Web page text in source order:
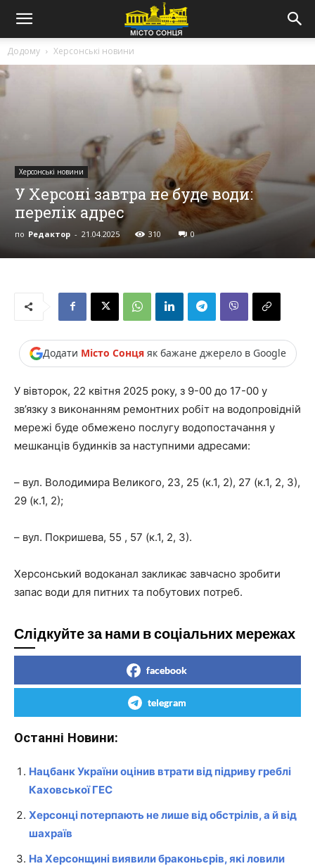
Додому Херсонські новини
Херсонські новини
У Херсоні завтра не буде води:
перелік адрес
по Редактор - 21.04.2025 310 0
Додати Місто Сонцяяк бажане джерело в Google
У вівторок, 22 квітня 2025 року, з 9-00 до 17-00 у
зв’язку з виконанням ремонтних робіт на водопровідній
мережі буде обмежено послугу водопостачання у
мешканців будинків за наступними адресами:
– вул. Володимира Великого, 23, 25 (к.1, 2), 27 (к.1, 2, 3),
29 (к.1, 2);
– вул. Покришева, 55 , 57 (к.1, 2, 3).
Херсонський водоканал закликає завчасно зробити
запас води для питних та побутових потреб.
Слідкуйте за нами в соціальних мережах
facebook
telegram
Останні Новини:
Нацбанк України оцінив втрати від підриву греблі
Каховської ГЕС
Херсонці потерпають не лише від обстрілів, а й від
шахраїв
На Херсонщині виявили браконьєрів, які ловили